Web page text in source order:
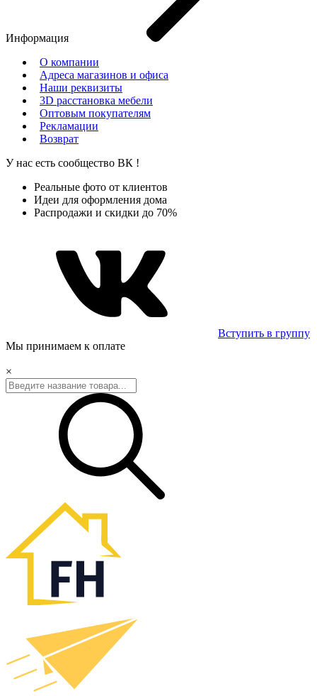
Информация
О компании
Адреса магазинов и офиса
Наши реквизиты
3D расстановка мебели
Оптовым покупателям
Рекламации
Возврат
У нас есть сообщество ВК !
Реальные фото от клиентов
Идеи для оформления дома
Распродажи и скидки до 70%
Вступить в группу
Мы принимаем к оплате
×